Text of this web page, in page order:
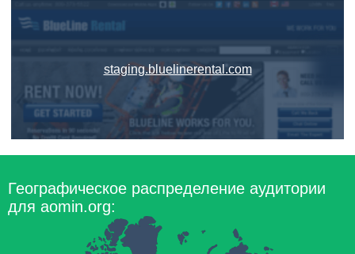
staging.bluelinerental.com
Географическое распределение аудитории
для aomin.org: